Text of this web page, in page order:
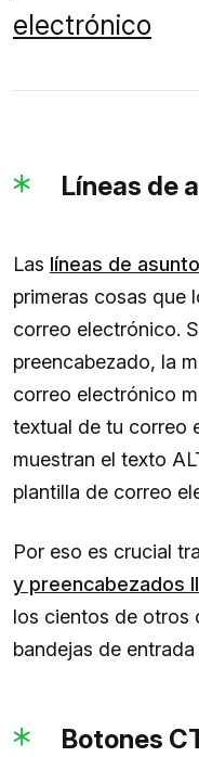
electrónico
Líneas de
Las líneas de asunto
primeras cosas que
correo electrónico.
preencabezado, la
correo electrónico
textual de tu correo
muestran el texto
plantilla de correo
Por eso es crucial
y preencabezados
los cientos de otros
bandejas de
Botones